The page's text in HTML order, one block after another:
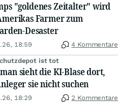
"goldenes Zeitalter" wird
Farmer zum
Desaster
18:59 4 Kommentare
ist tot
sieht die KI-Blase dort,
sie nicht suchen
18:29 2 Kommentare